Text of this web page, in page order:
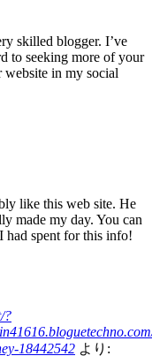
skilled blogger. I’ve
to seeking more of your
website in my social
like this web site. He
made my day. You can
had spent for this info!
?
18442542 より: